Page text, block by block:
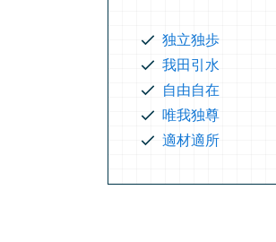
独立独歩
我田引水
自由自在
唯我独尊
適材適所